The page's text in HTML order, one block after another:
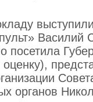
Василий
посетила
органов